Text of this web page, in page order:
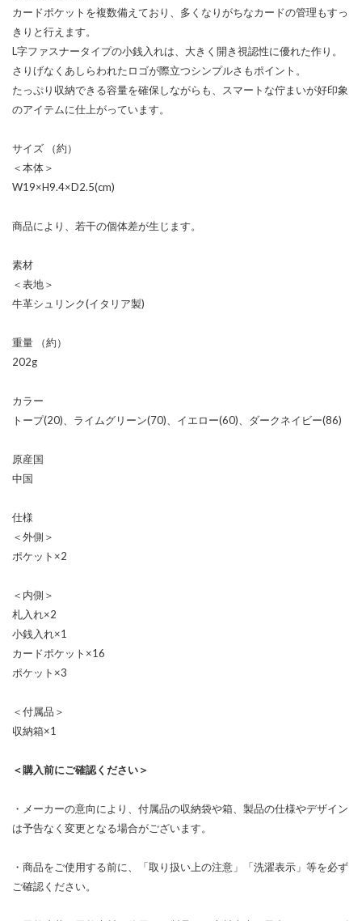
カードポケットを複数備えており、多くなりがちなカードの管理もすっ
きりと行えます。
L字ファスナータイプの小銭入れは、大きく開き視認性に優れた作り。
さりげなくあしらわれたロゴが際立つシンプルさもポイント。
たっぷり収納できる容量を確保しながらも、スマートな佇まいが好印象
のアイテムに仕上がっています。
サイズ （約）
＜本体＞
W19×H9.4×D2.5(cm)
商品により、若干の個体差が生じます。
素材
＜表地＞
牛革シュリンク(イタリア製)
重量 （約）
202g
カラー
トープ(20)、ライムグリーン(70)、イエロー(60)、ダークネイビー(86)
原産国
中国
仕様
＜外側＞
ポケット×2
＜内側＞
札入れ×2
小銭入れ×1
カードポケット×16
ポケット×3
＜付属品＞
収納箱×1
＜購入前にご確認ください＞
・メーカーの意向により、付属品の収納袋や箱、製品の仕様やデザイン
は予告なく変更となる場合がございます。
・商品をご使用する前に、「取り扱い上の注意」「洗濯表示」等を必ず
ご確認ください。